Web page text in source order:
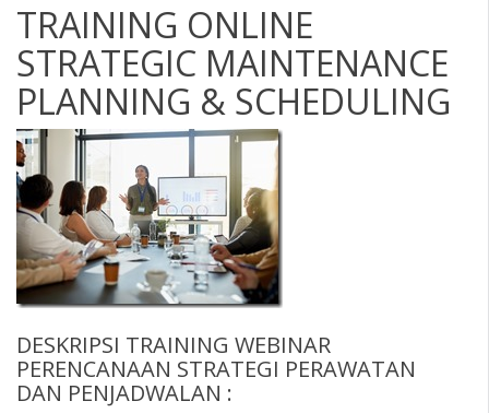
TRAINING ONLINE
STRATEGIC MAINTENANCE
PLANNING & SCHEDULING
DESKRIPSI TRAINING WEBINAR
PERENCANAAN STRATEGI PERAWATAN
DAN PENJADWALAN :